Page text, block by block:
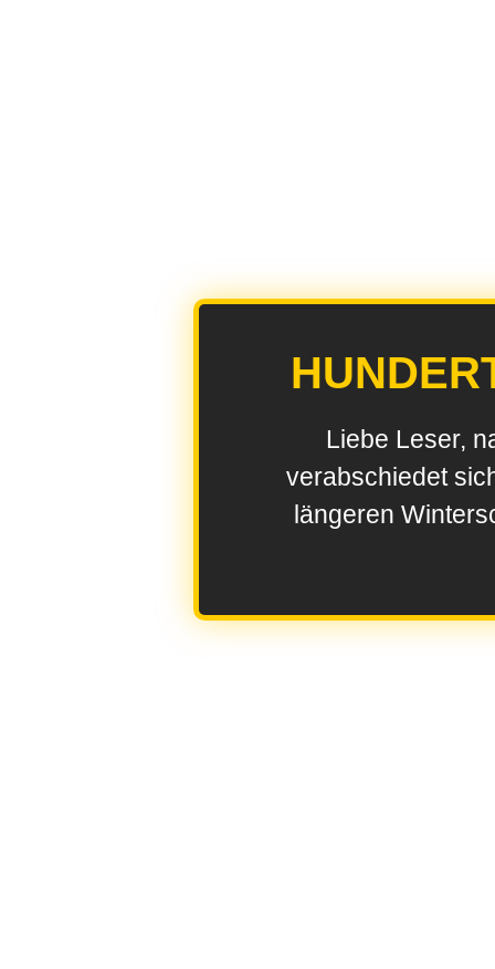
Liebe Leser,
verabschiedet
längeren